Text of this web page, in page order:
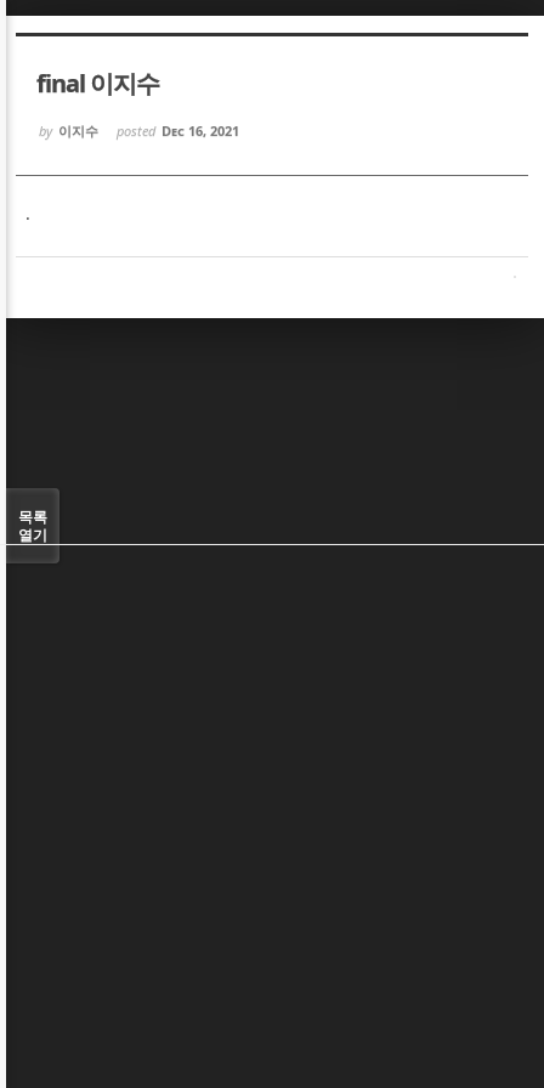
final 이지수
by 이지수 posted Dec 16, 2021
.
목록
열기
Sketchbook5, 스케치북5
Sketchbook5, 스케치북5
Sketchbook5, 스케치북5
Sketchbook5, 스케치북5